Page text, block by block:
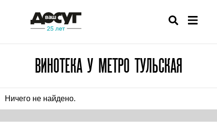
ВИНОТЕКА У МЕТРО ТУЛЬСКАЯ
Ничего не найдено.